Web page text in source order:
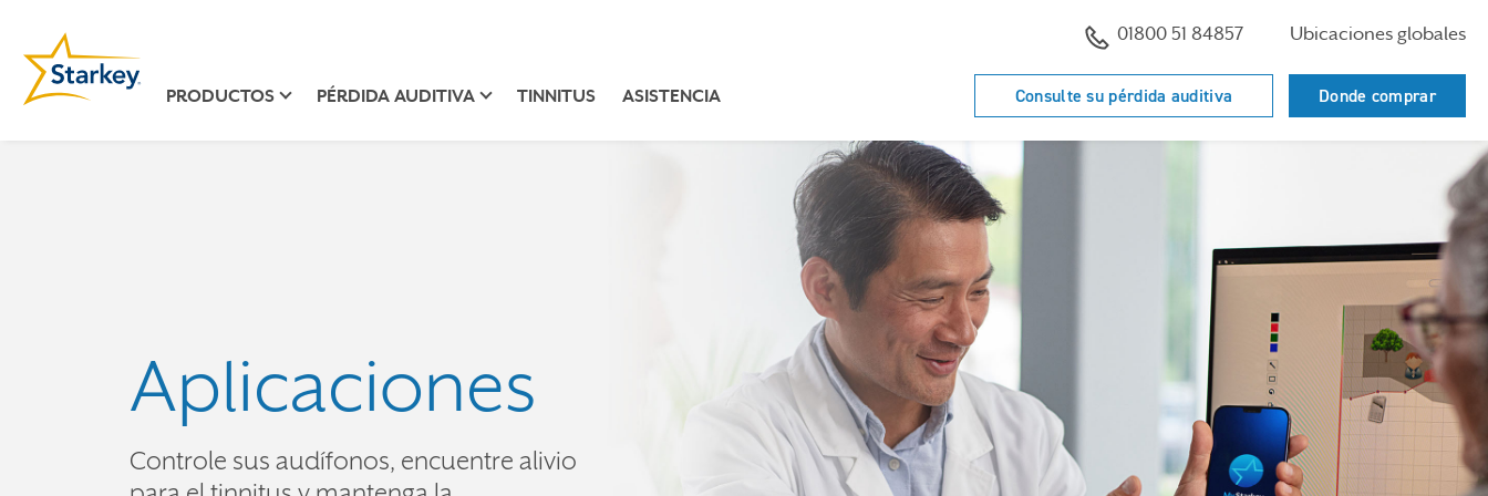
01800 51 84857 Ubicaciones globales
PRODUCTOS PÉRDIDA AUDITIVA TINNITUS ASISTENCIA Consulte su pérdida auditiva Donde comprar
Aplicaciones
Controle sus audífonos, encuentre alivio